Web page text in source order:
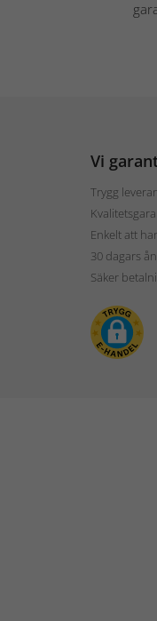
Vi
Trygg
Enkelt att
30 dagars
Säker